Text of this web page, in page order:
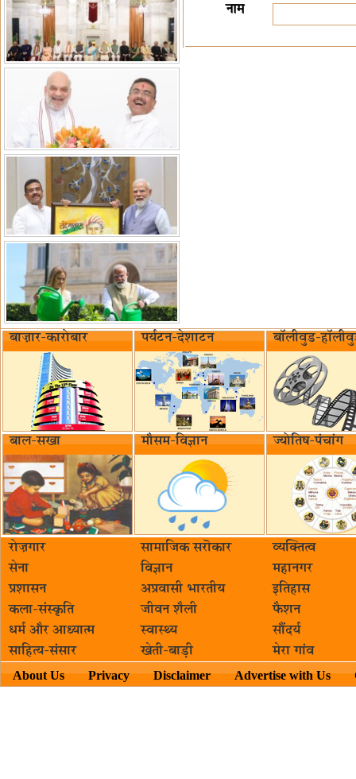
नाम
बाज़ार-कारोबार पर्यटन-देशाटन बॉलीवुड-
बाल-सखा मौसम-विज्ञान ज्योतिष-पंचांग
रोज़गार सामाजिक सरॊकार‌
व्यक्तित्व
सेना
विज्ञान
महानगर
प्रशासन
अप्रवासी भारतीय
इतिहास
कला-संस्कृति
जीवन शैली
फैशन
धर्म और आध्यात्म
स्वास्थ्य
सौंदर्य
साहित्य-संसार
खेती-बाड़ी मेरा गांव
About Us Privacy Disclaimer Advertise with Us